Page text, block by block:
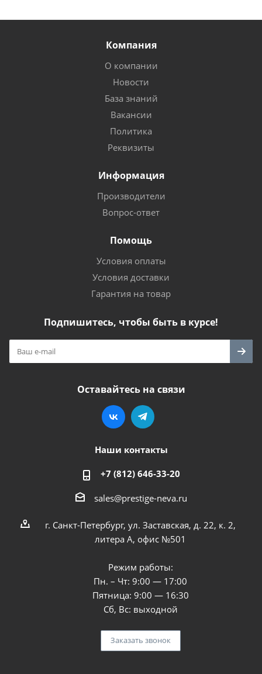
Компания
О компании
Новости
База знаний
Вакансии
Политика
Реквизиты
Информация
Производители
Вопрос-ответ
Помощь
Условия оплаты
Условия доставки
Гарантия на товар
Подпишитесь, чтобы быть в курсе!
Оставайтесь на связи
Наши контакты
+7 (812) 646-33-20
sales@prestige-neva.ru
г. Санкт-Петербург, ул. Заставская, д. 22, к. 2,
литера А, офис №501
Режим работы:
Пн. – Чт: 9:00 — 17:00
Пятница: 9:00 — 16:30
Сб, Вс: выходной
Заказать звонок